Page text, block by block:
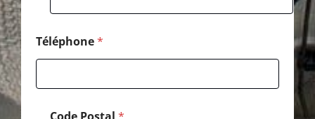
Téléphone*